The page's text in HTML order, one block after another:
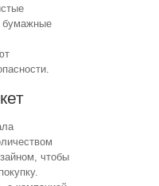
бумажные
чтобы